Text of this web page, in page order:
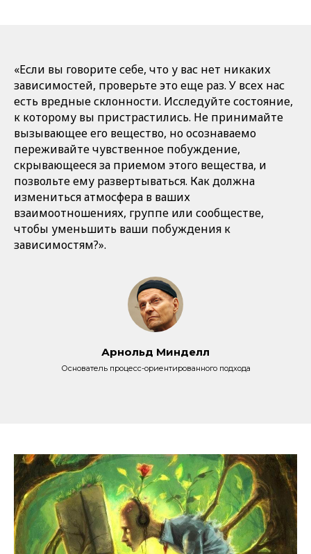
«Если вы говорите себе, что у вас нет никаких
зависимостей, проверьте это еще раз. У всех нас
есть вредные склонности. Исследуйте состояние,
к которому вы пристрастились. Не принимайте
вызывающее его вещество, но осознаваемо
переживайте чувственное побуждение,
скрывающееся за приемом этого вещества, и
позвольте ему развертываться. Как должна
измениться атмосфера в ваших
взаимоотношениях, группе или сообществе,
чтобы уменьшить ваши побуждения к
зависимостям?».
Арнольд Минделл
Основатель процесс-ориентированного подхода